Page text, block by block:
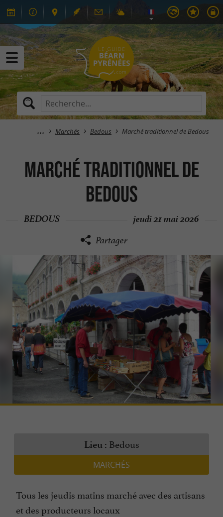
Marchés Bedous Marché traditionnel de Bedous
Marché traditionnel de
Bedous
BEDOUS jeudi 21 mai 2026
Partager
Lieu : Bedous
MARCHÉS
Tous les jeudis matins marché avec des artisans
et des producteurs locaux